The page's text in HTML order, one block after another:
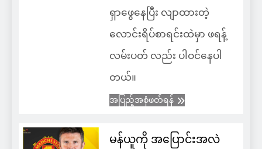
ရှာဖွေနေပြီး လျာထားတဲ့
လောင်းရိပ်စာရင်းထဲမှာ ဖရန့်
လမ်းပတ် လည်း ပါဝင်နေပါ
တယ်။
အပြည့်အစုံဖတ်ရန်
မန်ယူကို အပြောင်းအလဲ